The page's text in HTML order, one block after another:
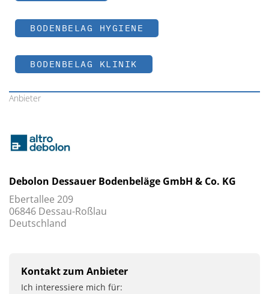
BODENBELAG HYGIENE
BODENBELAG KLINIK
Anbieter
Debolon Dessauer Bodenbeläge GmbH & Co. KG
Ebertallee 209
06846 Dessau-Roßlau
Deutschland
Kontakt zum Anbieter
Ich interessiere mich für: